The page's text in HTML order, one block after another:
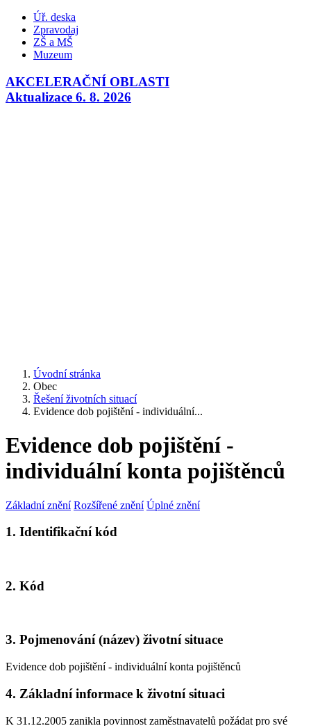
Úř. deska
Zpravodaj
ZŠ a MŠ
Muzeum
AKCELERAČNÍ OBLASTI
Aktualizace 6. 8. 2026
Úvodní stránka
Obec
Řešení životních situací
Evidence dob pojištění - individuální...
Evidence dob pojištění -
individuální konta pojištěnců
Základní znění Rozšířené znění Úplné znění
1. Identifikační kód
2. Kód
3. Pojmenování (název) životní situace
Evidence dob pojištění - individuální konta pojištěnců
4. Základní informace k životní situaci
K 31.12.2005 zanikla povinnost zaměstnavatelů požádat pro své